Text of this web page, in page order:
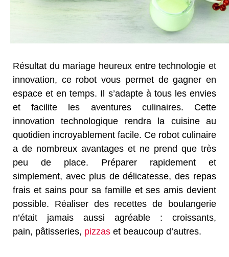
Résultat du mariage heureux entre technologie et
innovation, ce robot vous permet de gagner en
espace et en temps. Il s’adapte à tous les envies
et facilite les aventures culinaires. Cette
innovation technologique rendra la cuisine au
quotidien incroyablement facile. Ce robot culinaire
a de nombreux avantages et ne prend que très
peu de place. Préparer rapidement et
simplement, avec plus de délicatesse, des repas
frais et sains pour sa famille et ses amis devient
possible. Réaliser des recettes de boulangerie
n’était jamais aussi agréable : croissants,
pain, pâtisseries, pizzas et beaucoup d’autres.